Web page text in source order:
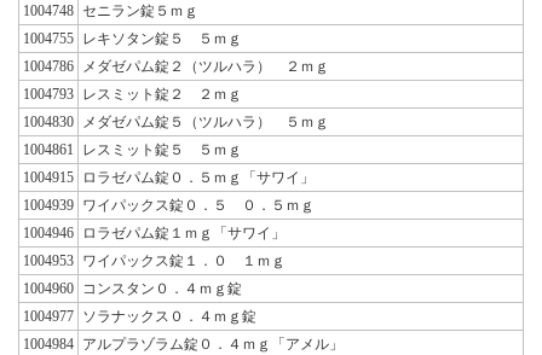
1004748 セニラン錠５ｍｇ
1004755 レキソタン錠５ ５ｍｇ
1004786
メダゼパム錠２（ツルハラ） ２ｍｇ
1004793 レスミット錠２ ２ｍｇ
1004830
メダゼパム錠５（ツルハラ） ５ｍｇ
1004861
レスミット錠５ ５ｍｇ
1004915
ロラゼパム錠０．５ｍｇ「サワイ」
1004939 ワイパックス錠０．５ ０．５ｍｇ
1004946
ロラゼパム錠１ｍｇ「サワイ」
1004953 ワイパックス錠１．０ １ｍｇ
1004960
コンスタン０．４ｍｇ錠
1004977 ソラナックス０．４ｍｇ錠
1004984 アルプラゾラム錠０．４ｍｇ「アメル」